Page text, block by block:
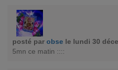
posté par obse le lundi 30
5mn ce matin ::::